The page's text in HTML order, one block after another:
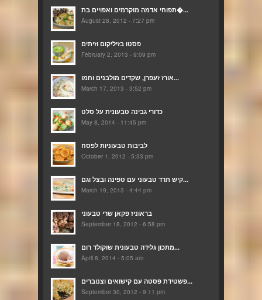
תפוחי אדמה מוקרמים ואפויים בת�...
August 28, 2012 - 7:27 pm
פסטו בזיליקום וזיתים
February 2, 2013 - 9:09 pm
אורז זעפרן, שקדים מולבנים וחמו...
March 17, 2013 - 3:52 pm
כדורי גבינה טבעונית על סלט
May 8, 2014 - 11:45 pm
לביבות טבעוניות לפסח
October 1, 2012 - 5:33 pm
קיש תרד טבעוני עם טפינה ובצל וגם...
March 19, 2013 - 4:44 pm
בראוניז פקאן שרי טבעוני
September 18, 2012 - 6:58 pm
מתכון גלידה טבעונית שוקולד רום...
April 8, 2014 - 5:05 am
פשטידת פסטה עם קישואים וצנוברים...
September 30, 2012 - 9:11 pm